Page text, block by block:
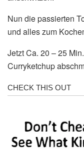
Nun die passierten
und alles zum
Jetzt Ca. 20 – 25
Curryketchup